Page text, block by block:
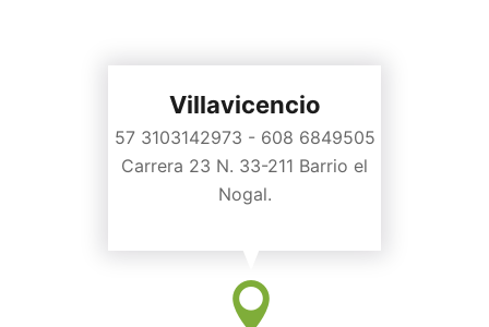
Villavicencio
57 3103142973 - 608 6849505
Carrera 23 N. 33-211 Barrio el
Nogal.